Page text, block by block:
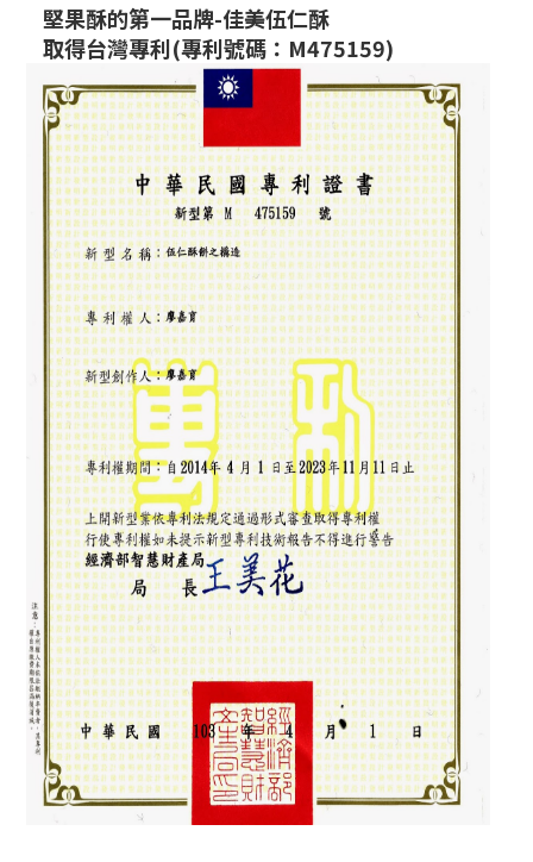
堅果酥的第一品牌-佳美伍仁酥
取得台灣專利(專利號碼：M475159)